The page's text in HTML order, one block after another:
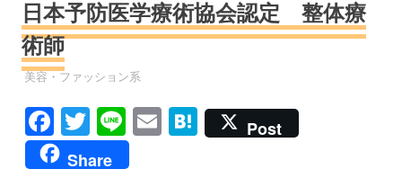
日本予防医学療術協会認定 整体療
術師
資格
美容・ファッション系
Facebook
Twitter
LineEmailHatena
Post
Share